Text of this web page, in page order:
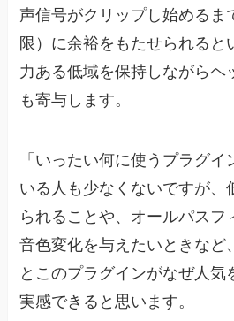
声信号がクリップし始めるま
限）に余裕をもたせられると
力ある低域を保持しながらヘ
も寄与します。
「いったい何に使うプラグ
いる人も少なくないですが、
られることや、オールパスフ
音色変化を与えたいときなど
とこのプラグインがなぜ人気
実感できると思います。